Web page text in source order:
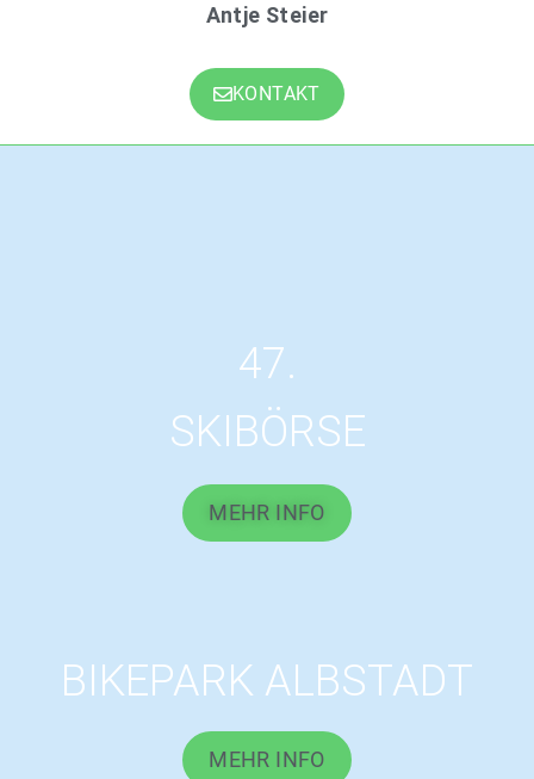
Antje Steier
KONTAKT
47.
SKIBÖRSE
MEHR INFO
BIKEPARK ALBSTADT
MEHR INFO